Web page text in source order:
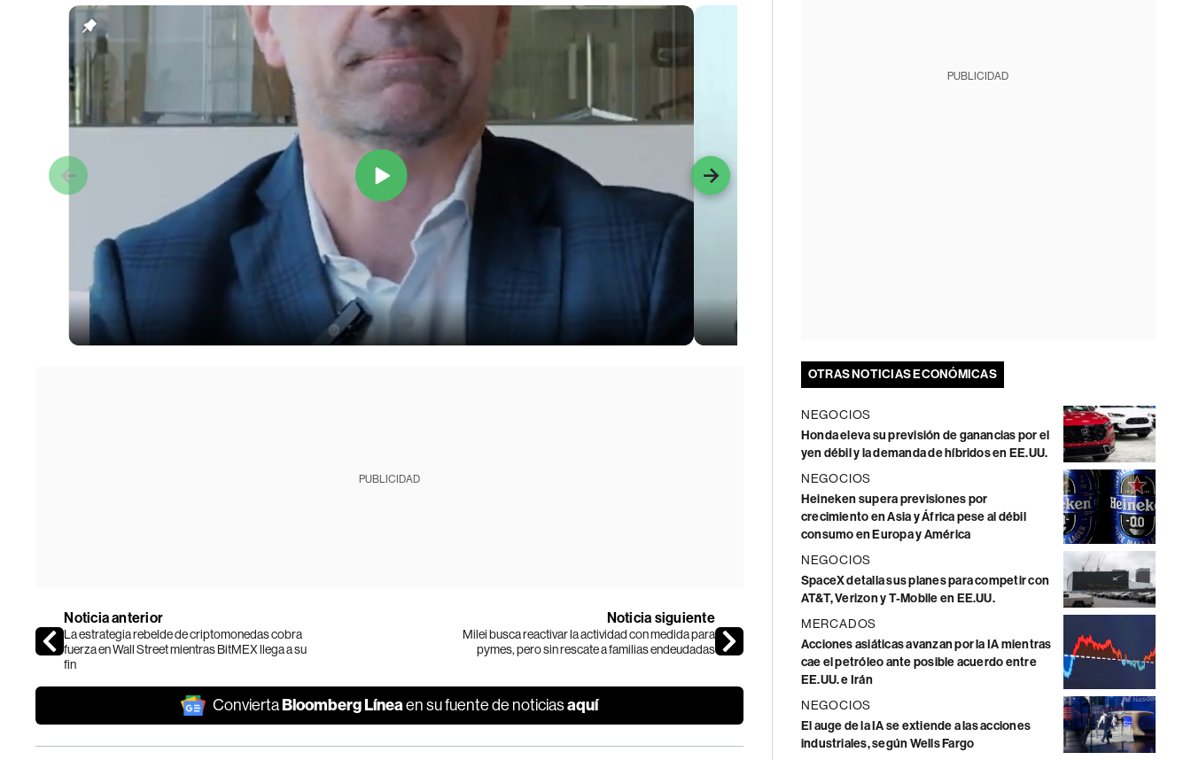
PUBLICIDAD
Noticia anterior
La estrategia rebelde de criptomonedas cobra
fuerza en Wall Street mientras BitMEX llega a su
fin
Noticia siguiente
Milei busca reactivar la actividad con medida para
pymes, pero sin rescate a familias endeudadas
ConviertaBloomberg Líneaen su fuente de noticiasaquí
PUBLICIDAD
OTRAS NOTICIAS ECONÓMICAS
NEGOCIOS
Honda eleva su previsión de ganancias por el
yen débil y la demanda de híbridos en EE.UU.
NEGOCIOS
Heineken supera previsiones por
crecimiento en Asia y África pese al débil
consumo en Europa y América
NEGOCIOS
SpaceX detalla sus planes para competir con
AT&T, Verizon y T-Mobile en EE.UU.
MERCADOS
Acciones asiáticas avanzan por la IA mientras
cae el petróleo ante posible acuerdo entre
EE.UU. e Irán
NEGOCIOS
El auge de la IA se extiende a las acciones
industriales, según Wells Fargo